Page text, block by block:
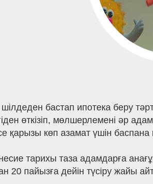
бастап ипотека беру
өткізіп, мөлшерлемені әр
көп азамат үшін баспана
тарихы таза адамдарға
20 пайызға дейін түсіру жайы